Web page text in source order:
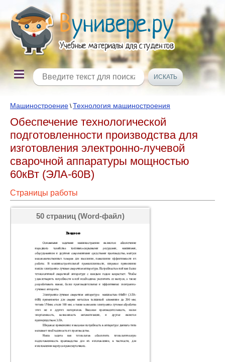
Машиностроение \Технология машиностроения
Обеспечение технологической
подготовленности производства для
изготовления электронно-лучевой
сварочной аппаратуры мощностью
60кВт (ЭЛА-60В)
Страницы работы
50 страниц (Word-файл)